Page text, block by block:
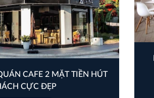
CAFE 2 MẶT TIỀN HÚT
CỰC ĐẸP